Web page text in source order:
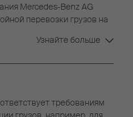
Mercedes-Benz AG
перевозки грузов на
автомобильных
Узнайте больше
требованиям